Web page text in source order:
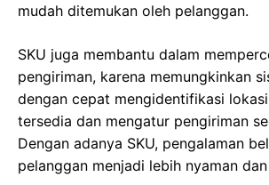
mudah ditemukan oleh pelanggan.
SKU juga membantu dalam
pengiriman, karena memungkinkan
dengan cepat mengidentifikasi
tersedia dan mengatur pengiriman
Dengan adanya SKU, pengalaman
pelanggan menjadi lebih nyaman